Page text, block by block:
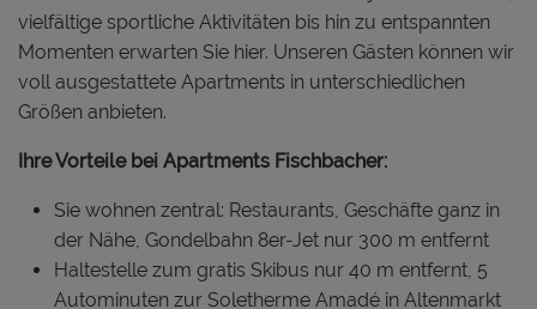
vielfältige sportliche Aktivitäten bis hin zu entspannten
Momenten erwarten Sie hier. Unseren Gästen können wir
voll ausgestattete Apartments in unterschiedlichen
Größen anbieten.
Ihre Vorteile bei Apartments Fischbacher:
Sie wohnen zentral: Restaurants, Geschäfte ganz in
der Nähe, Gondelbahn 8er-Jet nur 300 m entfernt
Haltestelle zum gratis Skibus nur 40 m entfernt, 5
Autominuten zur Soletherme Amadé in Altenmarkt